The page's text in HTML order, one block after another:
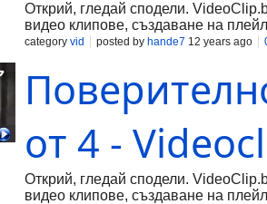
Открий, гледай сподели.
видео клипове, създаване на
category vid posted by hande7 12 years ago
от 4 -
Открий, гледай сподели.
видео клипове, създаване на